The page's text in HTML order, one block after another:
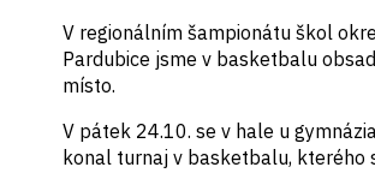
V regionálním šampionátu škol
Pardubice jsme v basketbalu
místo.
V pátek 24.10. se v hale u
konal turnaj v basketbalu, kterého